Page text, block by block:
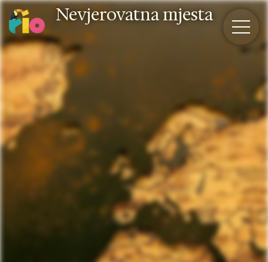
Skip
to
content
Nevjerovatna mjesta